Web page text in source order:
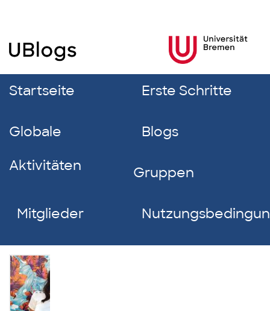
Startseite Erste Schritte
Globale
Aktivitäten
Blogs
Gruppen
Mitglieder